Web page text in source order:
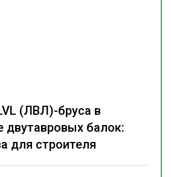
(ЛВЛ)-бруса в
двутавровых балок:
для строителя